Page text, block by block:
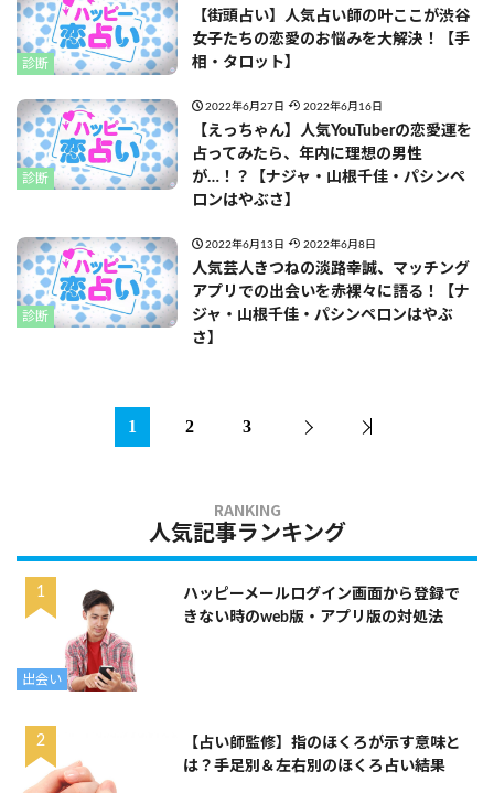
診断
【街頭占い】人気占い師の叶ここが渋谷
女子たちの恋愛のお悩みを大解決！【手
相・タロット】
診断
2022年6月27日 2022年6月16日
【えっちゃん】人気YouTuberの恋愛運を
占ってみたら、年内に理想の男性
が…！？【ナジャ・山根千佳・パシンペ
ロンはやぶさ】
診断
2022年6月13日 2022年6月8日
人気芸人きつねの淡路幸誠、マッチング
アプリでの出会いを赤裸々に語る！【ナ
ジャ・山根千佳・パシンペロンはやぶ
さ】
1 2 3
人気記事ランキング
出会い
ハッピーメールログイン画面から登録で
きない時のweb版・アプリ版の対処法
【占い師監修】指のほくろが示す意味と
は？手足別＆左右別のほくろ占い結果